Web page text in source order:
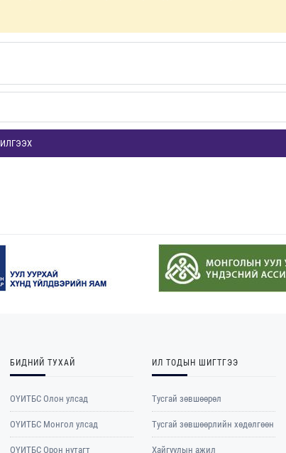
ИЛГЭЭХ
БИДНИЙ ТУХАЙ
ОҮИТБС Олон улсад
ОYИТБС Монгол улсад
ОYИТБС Орон нутагт
ИЛ ТОДЫН ШИГТГЭЭ
Тусгай зөвшөөрөл
Тусгай зөвшөөрлийн хөдөлгөөн
Хайгуулын ажил